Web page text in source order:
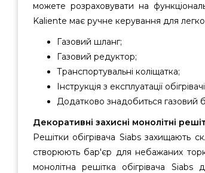
можете розраховувати на
Kaliente має ручне керування для
Газовий шланг;
Газовий редуктор;
Транспортувальні коліщатка;
Інструкція з експлуатації
Додатково знадобиться газовий
Декоративні захисні монолітні
Решітки обігрівача Siabs захищають
створюють бар'єр для небажаних
монолітна решітка обігрівача Siabs